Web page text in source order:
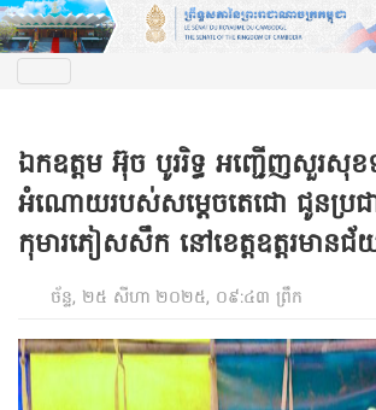
ឯកឧត្តម អ៊ុច បូររិទ្ធ អញ្ជើញសួរសុ
អំណោយរបស់សម្ដេចតេជោ ជូនប្រជ
កុមារភៀសសឹក នៅខេត្តឧត្តរមានជ័
ច័ន្ទ, ២៥ សីហា ២០២៥, ០៩:៤៣ ព្រឹក